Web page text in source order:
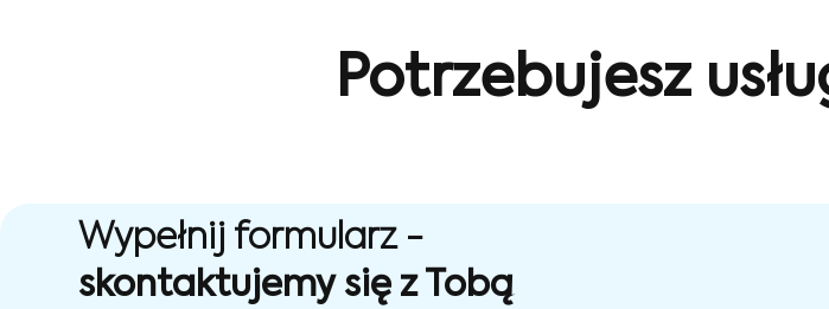
Potrzebujesz
Wypełnij formularz -
skontaktujemy się z Tobą